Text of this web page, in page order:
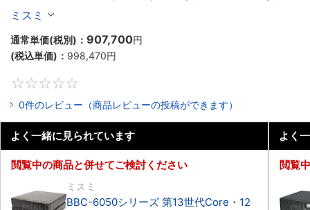
Celeron対応ラックマウント4PCIe
ミスミ
通常単価(税別)： 907,700円
(税込単価)： 998,470円
0件のレビュー（商品レビューの投稿ができます）
よく一緒に見られています
閲覧中の商品と併せてご検討ください
ミスミ
BBC-6050シリーズ 第13世代Core・12
よく
閲覧